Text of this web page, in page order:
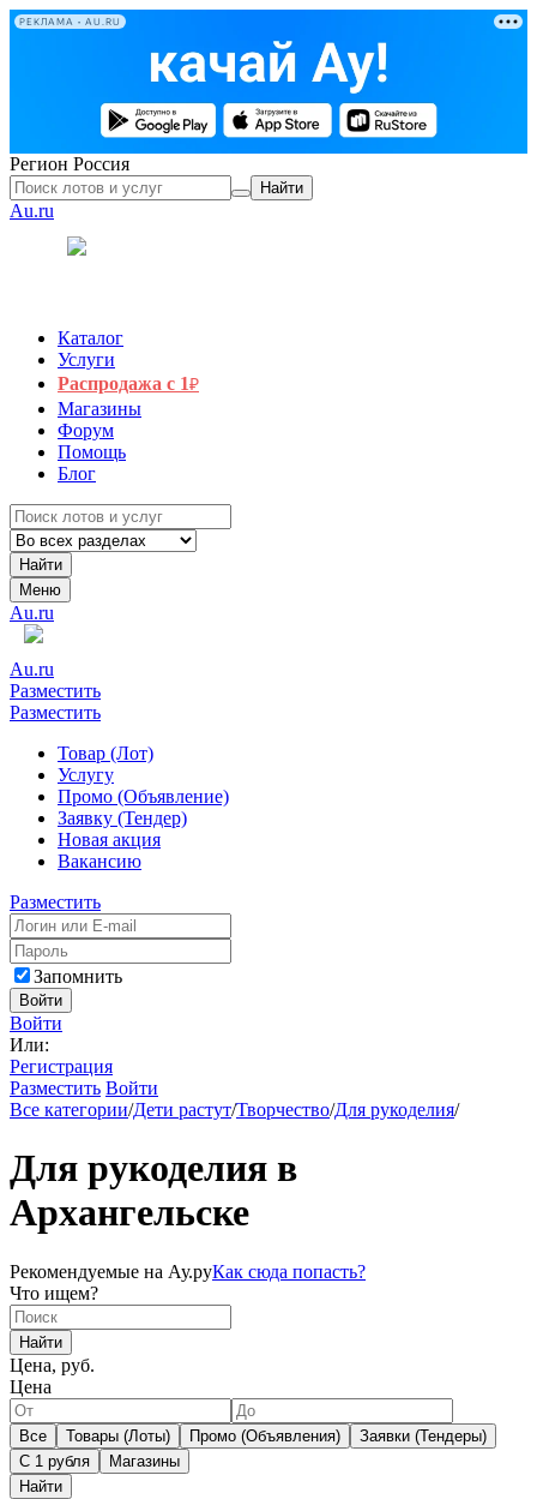
РЕКЛАМА • AU.RU
Регион Россия
Найти
Au.ru
Каталог
Услуги
Распродажа с 1₽
Магазины
Форум
Помощь
Блог
Найти
Меню
Au.ru
Au.ru
Разместить
Разместить
Товар (Лот)
Услугу
Промо (Объявление)
Заявку (Тендер)
Новая акция
Вакансию
Разместить
Запомнить
Войти
Войти
Или:
Регистрация
Разместить Войти
Все категории/Дети растут/Творчество/Для рукоделия/
Для рукоделия в
Архангельске
Рекомендуемые на Ау.руКак сюда попасть?
Что ищем?
Найти
Цена, руб.
Цена
Все Товары (Лоты) Промо (Объявления)
Заявки (Тендеры)
С 1 рубля
Магазины